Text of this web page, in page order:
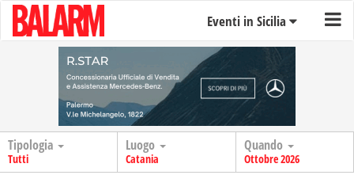
Eventi in Sicilia
Tipologia
Tutti
Luogo
Catania
Quando
Ottobre 2026